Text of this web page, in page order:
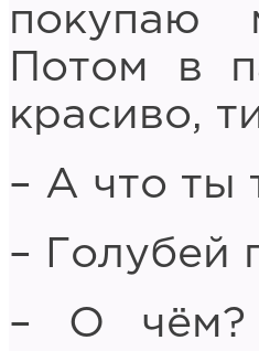
покупаю
Потом в
красиво,
– А что ты
– Голубей
– О чём?